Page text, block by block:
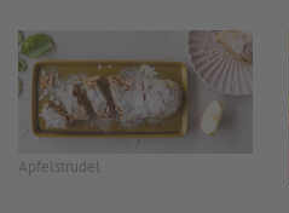
Apfelstrudel